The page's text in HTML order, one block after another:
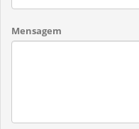
Mensagem